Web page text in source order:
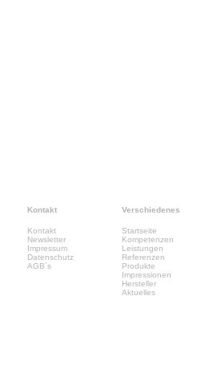
Kontakt Verschiedenes
Kontakt
Newsletter
Impressum
Datenschutz
AGB´s
Startseite
Kompetenzen
Leistungen
Referenzen
Produkte
Impressionen
Hersteller
Aktuelles